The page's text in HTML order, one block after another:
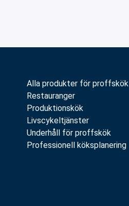
Alla produkter för proffskök
Restauranger
Produktionskök
Livscykeltjänster
Underhåll för proffskök
Professionell köksplanering